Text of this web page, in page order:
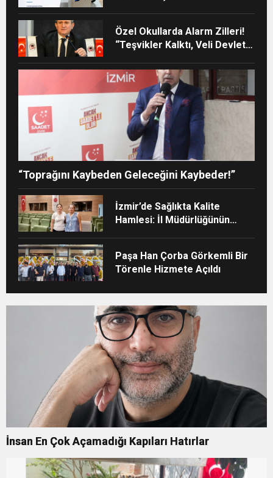
Özel Okullarda Alarm Zilleri!
“Teşvikler Kalktı, Veli Devlet
“Toprağını Kaybeden Geleceğini Kaybeder!”
İzmir’de Sağlıkta Kalite
Hamlesi: İl Müdürlüğünün
Paşa Han Çorba Görkemli Bir
Törenle Hizmete Açıldı
İnsan En Çok Açamadığı Kapıları Hatırlar